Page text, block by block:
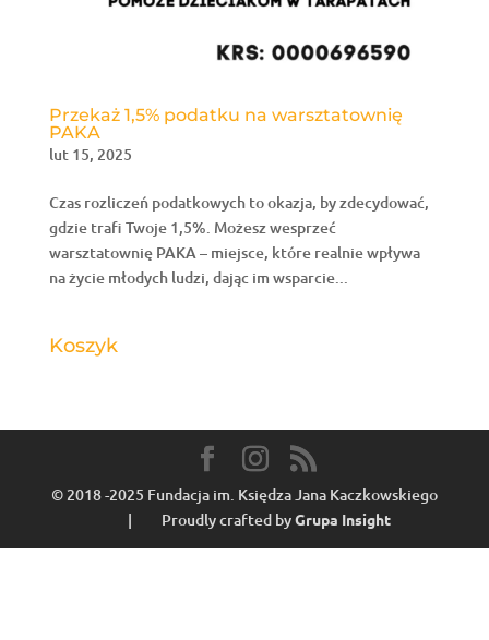
Przekaż 1,5% podatku na warsztatownię
PAKA
lut 15, 2025
Czas rozliczeń podatkowych to okazja, by zdecydować,
gdzie trafi Twoje 1,5%. Możesz wesprzeć
warsztatownię PAKA – miejsce, które realnie wpływa
na życie młodych ludzi, dając im wsparcie...
Koszyk
© 2018 -2025 Fundacja im. Księdza Jana Kaczkowskiego
| Proudly crafted byGrupa Insight